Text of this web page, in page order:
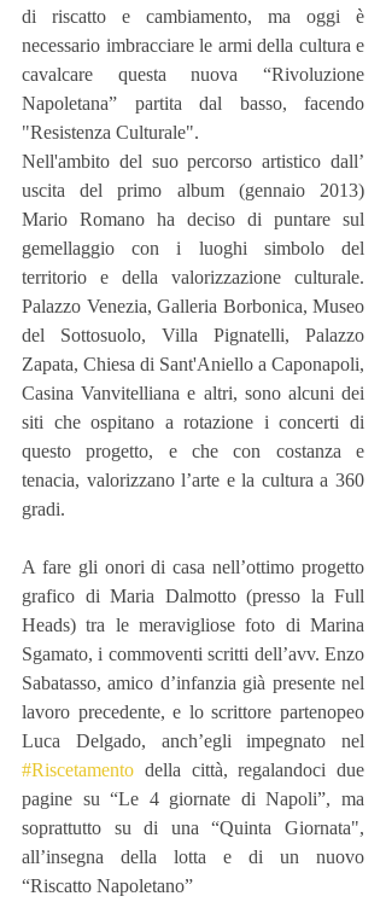
di riscatto e cambiamento, ma oggi è
necessario imbracciare le armi della cultura e
cavalcare questa nuova “Rivoluzione
Napoletana” partita dal basso, facendo
"Resistenza Culturale".
Nell'ambito del suo percorso artistico dall’
uscita del primo album (gennaio 2013)
Mario Romano ha deciso di puntare sul
gemellaggio con i luoghi simbolo del
territorio e della valorizzazione culturale.
Palazzo Venezia, Galleria Borbonica, Museo
del Sottosuolo, Villa Pignatelli, Palazzo
Zapata, Chiesa di Sant'Aniello a Caponapoli,
Casina Vanvitelliana e altri, sono alcuni dei
siti che ospitano a rotazione i concerti di
questo progetto, e che con costanza e
tenacia, valorizzano l’arte e la cultura a 360
gradi.
A fare gli onori di casa nell’ottimo progetto
grafico di Maria Dalmotto (presso la Full
Heads) tra le meravigliose foto di Marina
Sgamato, i commoventi scritti dell’avv. Enzo
Sabatasso, amico d’infanzia già presente nel
lavoro precedente, e lo scrittore partenopeo
#Riscetamento della città, regalandoci due
pagine su “Le 4 giornate di Napoli”, ma
soprattutto su di una “Quinta Giornata",
all’insegna della lotta e di un nuovo
“Riscatto Napoletano”